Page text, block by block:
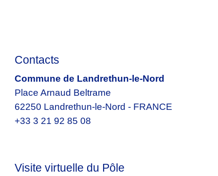
Contacts
Commune de Landrethun-le-Nord
Place Arnaud Beltrame
62250 Landrethun-le-Nord - FRANCE
+33 3 21 92 85 08
Visite virtuelle du Pôle